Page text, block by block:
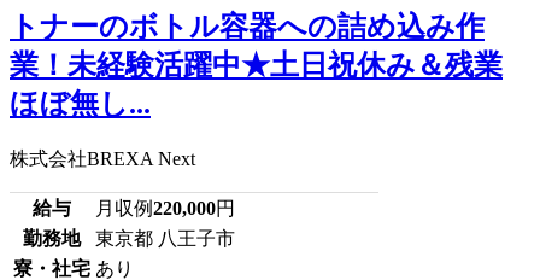
トナーのボトル容器への詰め込み作
業！未経験活躍中★土日祝休み＆残業
ほぼ無し...
株式会社BREXA Next
給与 月収例220,000円
勤務地
東京都 八王子市
寮・社宅 あり